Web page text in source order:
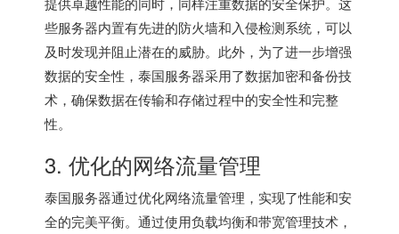
些服务器内置有先进的防火墙和入侵检测系统，可以
及时发现并阻止潜在的威胁。此外，为了进一步增强
数据的安全性，泰国服务器采用了数据加密和备份技
术，确保数据在传输和存储过程中的安全性和完整
性。
3. 优化的网络流量管理
泰国服务器通过优化网络流量管理，实现了性能和安
全的完美平衡。通过使用负载均衡和带宽管理技术，